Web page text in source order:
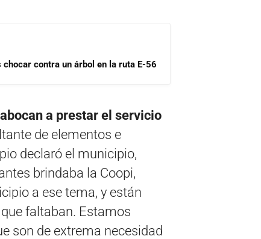
contra un árbol en la ruta E-56
a prestar el servicio
de elementos e
declaró el municipio,
brindaba la Coopi,
a ese tema, y están
faltaban. Estamos
son de extrema necesidad